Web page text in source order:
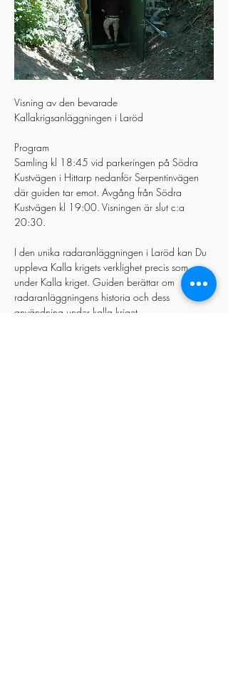
Visning av den bevarade
Kallakrigsanläggningen i Laröd
Program
Samling kl 18:45 vid parkeringen på Södra
Kustvägen i Hittarp nedanför Serpentinvägen
där guiden tar emot. Avgång från Södra
Kustvägen kl 19:00. Visningen är slut c:a
20:30.
I den unika radaranläggningen i Laröd kan Du
uppleva Kalla krigets verklighet precis som
under Kalla kriget. Guiden berättar om
radaranläggningens historia och dess
användning under kalla kriget.